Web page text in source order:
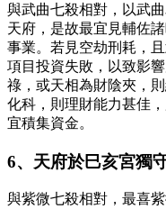
與武曲七殺相對，以武
天府，是故最宜見輔佐
事業。若見空劫刑耗，
項目投資失敗，以致影
祿，或天相為財陰夾，
化科，則理財能力甚佳
宜積集資金。
6、天府於巳亥宮獨
與紫微七殺相對，最喜